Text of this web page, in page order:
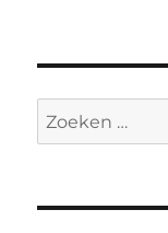
Zoeken
naar: